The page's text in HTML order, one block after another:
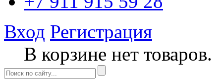
Вход Регистрация
В корзине нет товаров.